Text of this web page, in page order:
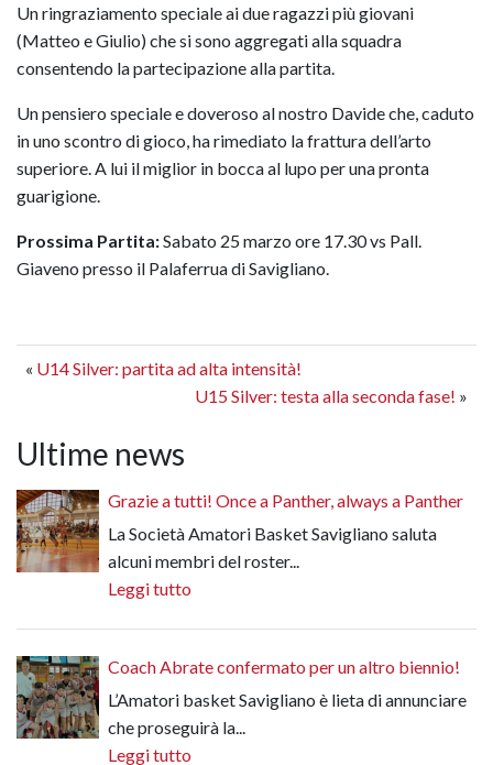
Un ringraziamento speciale ai due ragazzi più giovani
(Matteo e Giulio) che si sono aggregati alla squadra
consentendo la partecipazione alla partita.
Un pensiero speciale e doveroso al nostro Davide che, caduto
in uno scontro di gioco, ha rimediato la frattura dell’arto
superiore. A lui il miglior in bocca al lupo per una pronta
guarigione.
Prossima Partita:Sabato 25 marzo ore 17.30 vs Pall.
Giaveno presso il Palaferrua di Savigliano.
« U14 Silver: partita ad alta intensità!
U15 Silver: testa alla seconda fase! »
Ultime news
Grazie a tutti! Once a Panther, always a Panther
La Società Amatori Basket Savigliano saluta
alcuni membri del roster...
Leggi tutto
Coach Abrate confermato per un altro biennio!
L’Amatori basket Savigliano è lieta di annunciare
che proseguirà la...
Leggi tutto